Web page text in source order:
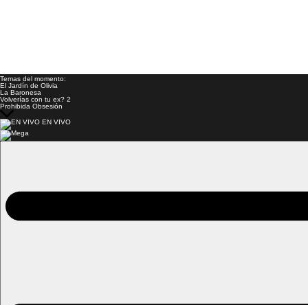
Temas del momento:
El Jardín de Olivia
La Baronesa
Volverías con tu ex? 2
Prohibida Obsesión
EN VIVO